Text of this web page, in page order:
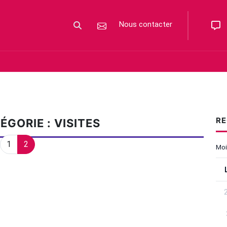
Votre recherche
Nous contacter
: VISITES
1 2